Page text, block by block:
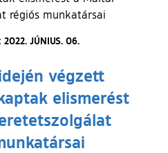
régiós munkatársai
2022. JÚNIUS. 06.
végzett
elismerést